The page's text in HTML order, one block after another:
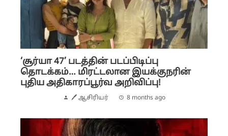
‘சூர்யா 47’ படத்தின் படப்பிடிப்பு
தொடக்கம்… மிரட்டலான இயக்குநரின்
புதிய அதிகாரப்பூர்வ அறிவிப்பு!
🖊 ஆசிரியர் 8 months ago